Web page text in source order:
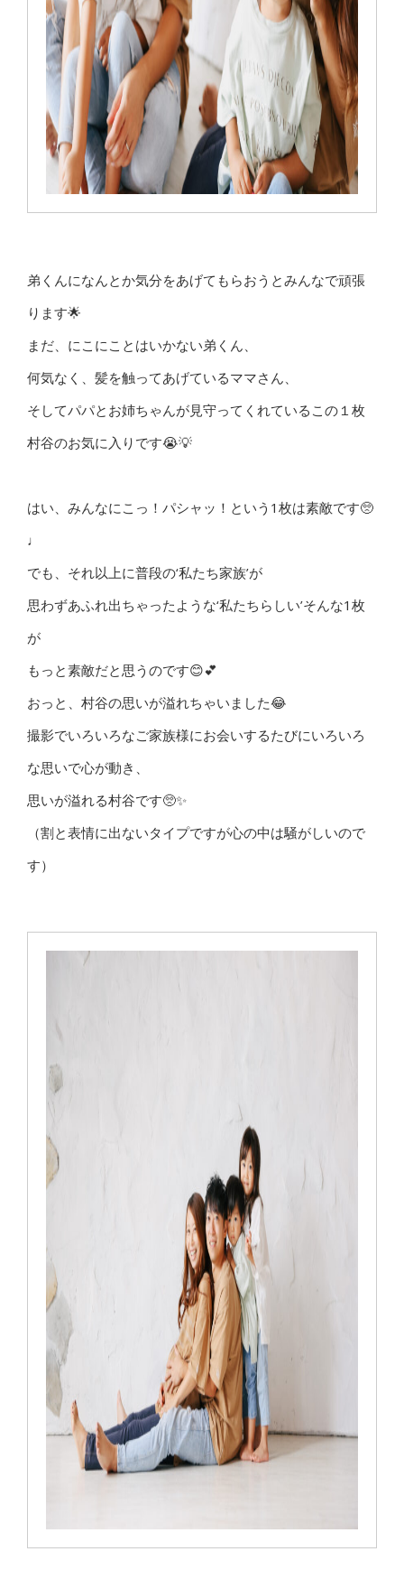
弟くんになんとか気分をあげてもらおうとみんなで頑張
ります🌟
まだ、にこにことはいかない弟くん、
何気なく、髪を触ってあげているママさん、
そしてパパとお姉ちゃんが見守ってくれているこの１枚
村谷のお気に入りです😭💡
はい、みんなにこっ！パシャッ！という1枚は素敵です🥺
♩
でも、それ以上に普段の‘私たち家族’が
思わずあふれ出ちゃったような‘私たちらしい’そんな1枚
が
もっと素敵だと思うのです😊💕
おっと、村谷の思いが溢れちゃいました😂
撮影でいろいろなご家族様にお会いするたびにいろいろ
な思いで心が動き、
思いが溢れる村谷です🥺✨
（割と表情に出ないタイプですが心の中は騒がしいので
す）